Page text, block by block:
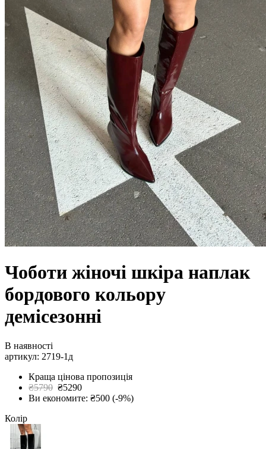
Чоботи жіночі шкіра наплак
бордового кольору
демісезонні
В наявності
артикул: 2719-1д
Краща цінова пропозиція
₴5790 ₴5290
Ви економите: ₴500 (-9%)
Колір